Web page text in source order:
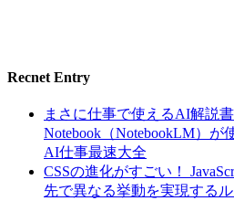
Recnet Entry
まさに仕事で使えるAI解説
Notebook（NotebookLM）が
AI仕事最速大全
CSSの進化がすごい！
先で異なる挙動を実現する